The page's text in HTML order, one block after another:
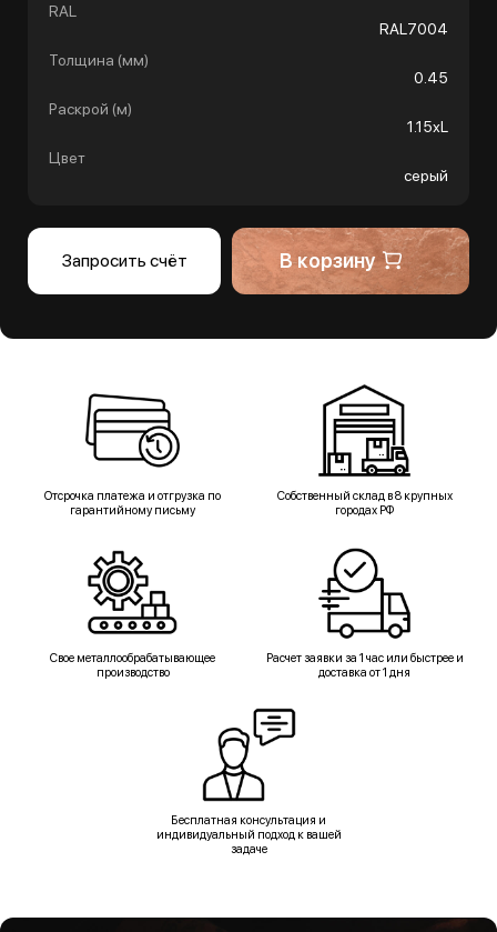
RAL
RAL7004
Толщина (мм)
0.45
Раскрой (м)
1.15хL
Цвет
серый
Запросить счёт В корзину
Отсрочка платежа и отгрузка по
гарантийному письму
Собственный склад в 8 крупных
городах РФ
Свое металлообрабатывающее
производство
Расчет заявки за 1 час или быстрее и
доставка от 1 дня
Бесплатная консультация и
индивидуальный подход к вашей
задаче